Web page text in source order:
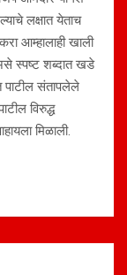
लक्षात येताच
आम्हालाही खाली
स्पष्ट शब्दात खडे
पाटील संतापलेले
विरुद्ध
मिळाली.